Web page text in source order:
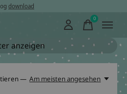
download
0items
anzeigen
— Am meisten angesehen